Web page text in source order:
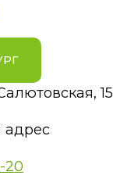
15
адрес
20